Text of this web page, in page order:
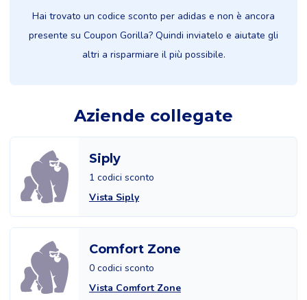
Hai trovato un codice sconto per adidas e non è ancora
presente su Coupon Gorilla? Quindi inviatelo e aiutate gli
altri a risparmiare il più possibile.
Aziende collegate
Siply
1 codici sconto
Vista Siply
Comfort Zone
0 codici sconto
Vista Comfort Zone